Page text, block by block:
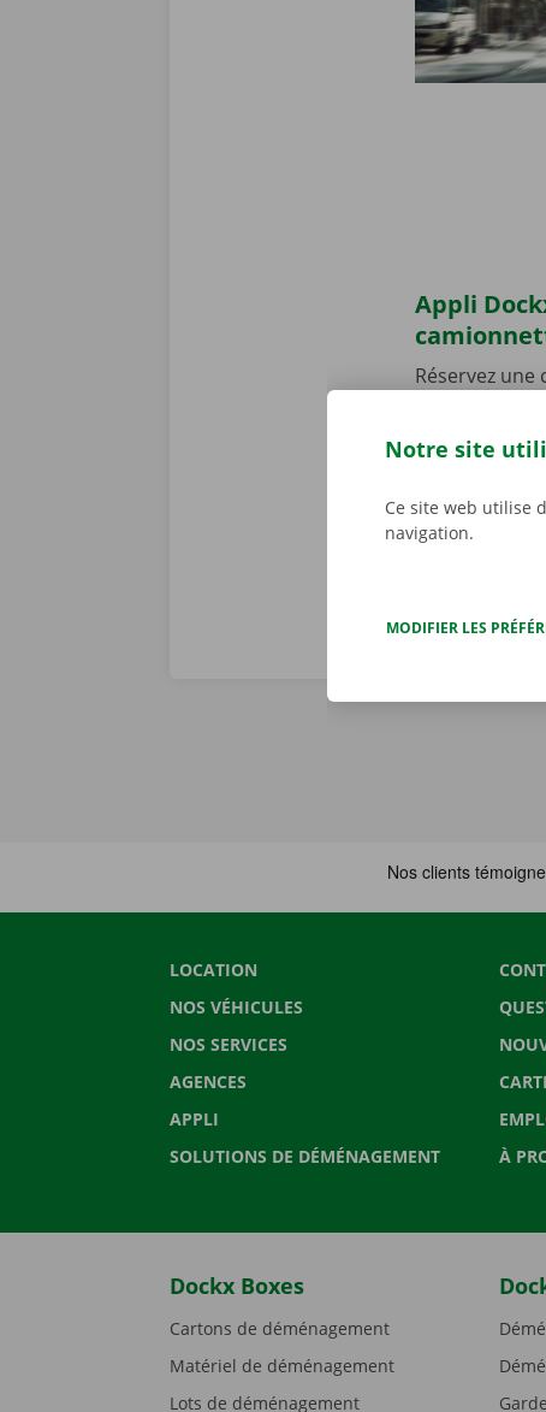
Appli
Réservez
parcourez
LOCATION
NOS VÉHICULES
NOS SERVICES
AGENCES
APPLI
SOLUTIONS DE DÉMÉNAGEMENT
À
Dockx Boxes
Cartons de déménagement
Matériel de déménagement
Lots de déménagement
Notre site
Ce site web utilise
navigation.
MODIFIER LES